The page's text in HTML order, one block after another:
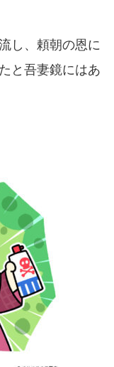
し、頼朝の恩に
と吾妻鏡にはあ